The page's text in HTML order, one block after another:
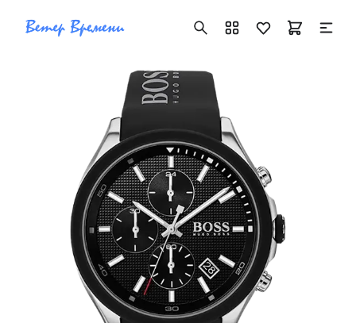
+7 ( 705 ) 181-42-50
info@vetervremeni.kz
Авторизация
Каталог
Мужские часы